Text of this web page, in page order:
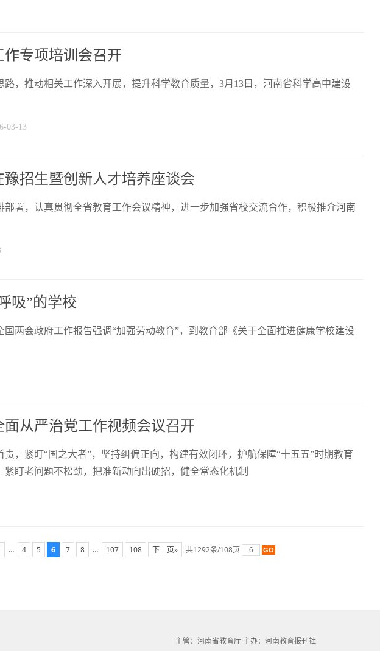
专项培训会召开
路，推动相关工作深入开展，提升科学教育质量，3月13日，河南省科学高中建设
03-13
招生暨创新人才培养座谈会
部署，认真贯彻全省教育工作会议精神，进一步加强省校交流合作，积极推介河南
吸”的学校
国两会政府工作报告强调“加强劳动教育”，到教育部《关于全面推进健康学校建设
面从严治党工作视频会议召开
，紧盯“国之大者”，坚持纠偏正向，构建有效闭环，护航保障“十五五”时期教育
盯老问题不松劲，把准新动向出硬招，健全常态化机制
… 4 5 6 7 8 … 107 108 下一页» 共1292条/108页
主管：河南省教育厅 主办：河南教育报刊社